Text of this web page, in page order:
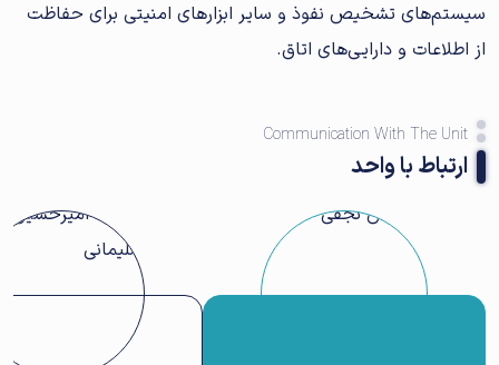
سیستم‌های تشخیص نفوذ و سایر ابزارهای امنیتی برای حفاظت
از اطلاعات و دارایی‌های اتاق.
Communication With The Unit
ارتباط با واحد